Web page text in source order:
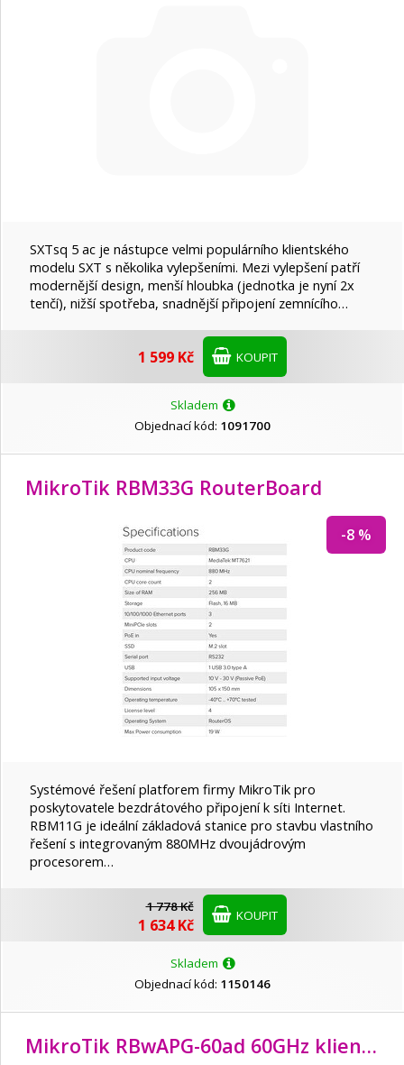
SXTsq 5 ac je nástupce velmi populárního klientského
modelu SXT s několika vylepšeními. Mezi vylepšení patří
modernější design, menší hloubka (jednotka je nyní 2x
tenčí), nižší spotřeba, snadnější připojení zemnícího…
1 599 Kč KOUPIT
Skladem
Objednací kód: 1091700
MikroTik RBM33G RouterBoard
-8 %
Systémové řešení platforem firmy MikroTik pro
poskytovatele bezdrátového připojení k síti Internet.
RBM11G je ideální základová stanice pro stavbu vlastního
řešení s integrovaným 880MHz dvoujádrovým
procesorem…
1 778 Kč
1 634 Kč KOUPIT
Skladem
Objednací kód: 1150146
MikroTik RBwAPG-60ad 60GHz klientská jednotka wAP 60G